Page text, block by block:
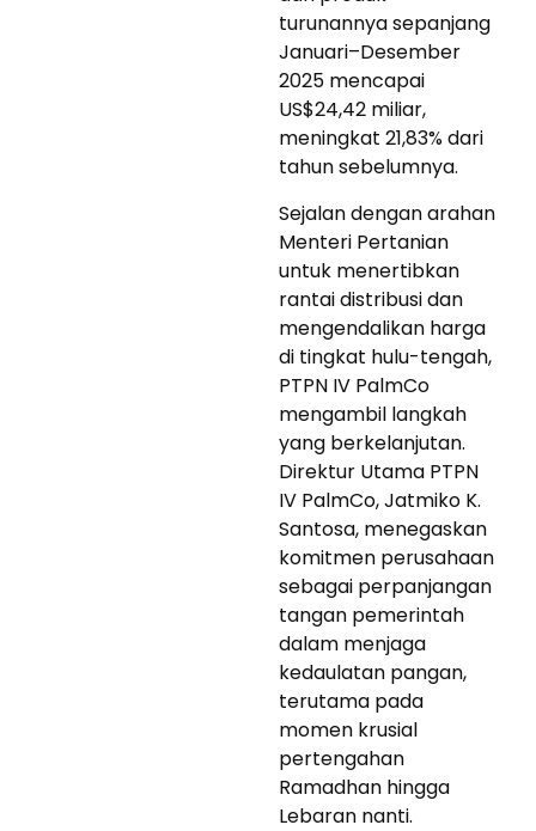
turunannya sepanjang
Januari–Desember
2025 mencapai
US$24,42 miliar,
meningkat 21,83% dari
tahun sebelumnya.
Sejalan dengan arahan
Menteri Pertanian
untuk menertibkan
rantai distribusi dan
mengendalikan harga
di tingkat hulu-tengah,
PTPN IV PalmCo
mengambil langkah
yang berkelanjutan.
Direktur Utama PTPN
IV PalmCo, Jatmiko K.
Santosa, menegaskan
komitmen perusahaan
sebagai perpanjangan
tangan pemerintah
dalam menjaga
kedaulatan pangan,
terutama pada
momen krusial
pertengahan
Ramadhan hingga
Lebaran nanti.